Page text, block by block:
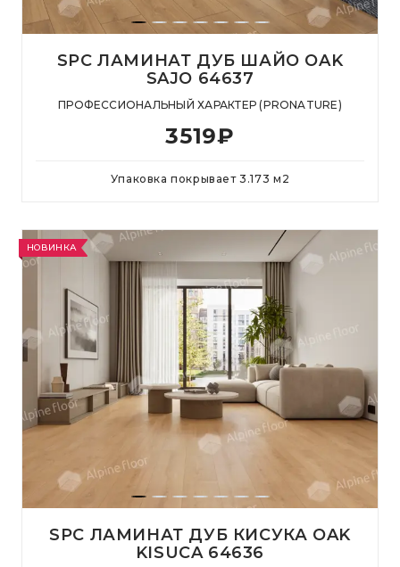
SPC ЛАМИНАТ ДУБ ШАЙО OAK
SAJO 64637
ПРОФЕССИОНАЛЬНЫЙ ХАРАКТЕР (PRONATURE)
3519₽
Упаковка покрывает3.173 м 2
НОВИНКА
SPC ЛАМИНАТ ДУБ КИСУКА OAK
KISUCA 64636